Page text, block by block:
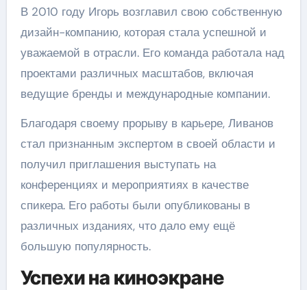
В 2010 году Игорь возглавил свою собственную
дизайн-компанию, которая стала успешной и
уважаемой в отрасли. Его команда работала над
проектами различных масштабов, включая
ведущие бренды и международные компании.
Благодаря своему прорыву в карьере, Ливанов
стал признанным экспертом в своей области и
получил приглашения выступать на
конференциях и мероприятиях в качестве
спикера. Его работы были опубликованы в
различных изданиях, что дало ему ещё
большую популярность.
Успехи на киноэкране